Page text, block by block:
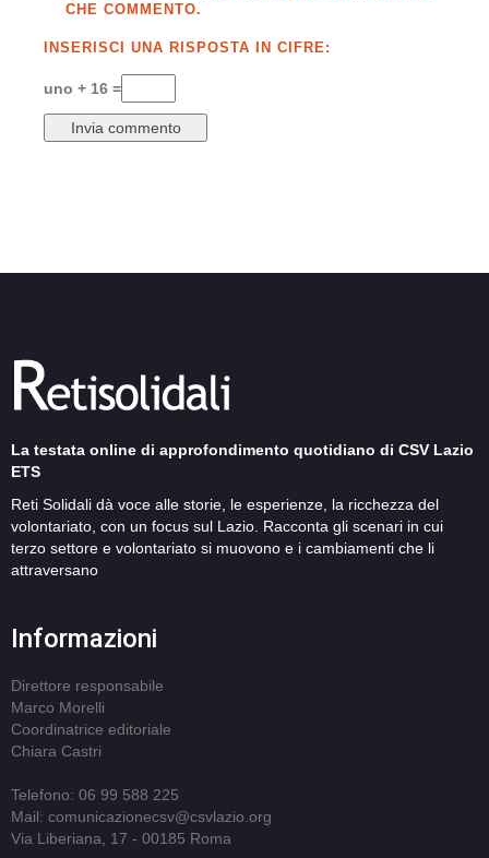
CHE COMMENTO.
INSERISCI UNA RISPOSTA IN CIFRE:
uno + 16 =
La testata online di approfondimento quotidiano di CSV Lazio
ETS
Reti Solidali dà voce alle storie, le esperienze, la ricchezza del
volontariato, con un focus sul Lazio. Racconta gli scenari in cui
terzo settore e volontariato si muovono e i cambiamenti che li
attraversano
Informazioni
Direttore responsabile
Marco Morelli
Coordinatrice editoriale
Chiara Castri
Telefono: 06 99 588 225
Mail: comunicazionecsv@csvlazio.org
Via Liberiana, 17 - 00185 Roma